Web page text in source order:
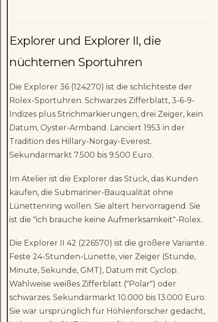
Explorer und Explorer II, die
nüchternen Sportuhren
Die Explorer 36 (124270) ist die schlichteste der
Rolex-Sportuhren. Schwarzes Zifferblatt, 3-6-9-
Indizes plus Strichmarkierungen, drei Zeiger, kein
Datum, Oyster-Armband. Lanciert 1953 in der
Tradition des Hillary-Norgay-Everest.
Sekundärmarkt 7.500 bis 9.500 Euro.
Im Atelier ist die Explorer das Stück, das Kunden
kaufen, die Submariner-Bauqualität ohne
Lünettenring wollen. Sie altert hervorragend. Sie
ist die "ich brauche keine Aufmerksamkeit"-Rolex.
Die Explorer II 42 (226570) ist die größere Variante.
Feste 24-Stunden-Lünette, vier Zeiger (Stunde,
Minute, Sekunde, GMT), Datum mit Cyclop.
Wahlweise weißes Zifferblatt ("Polar") oder
schwarzes. Sekundärmarkt 10.000 bis 13.000 Euro.
Sie war ursprünglich für Höhlenforscher gedacht,